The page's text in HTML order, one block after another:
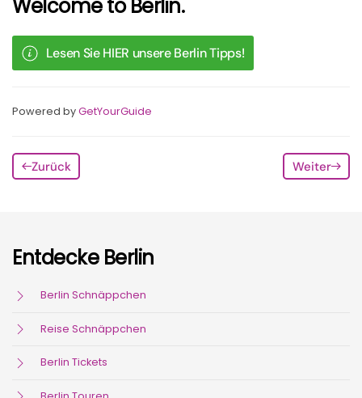
Welcome to Berlin.
Lesen Sie HIER unsere Berlin Tipps!
Powered byGetYourGuide
Zurück Weiter
Entdecke Berlin
Berlin Schnäppchen
Reise Schnäppchen
Berlin Tickets